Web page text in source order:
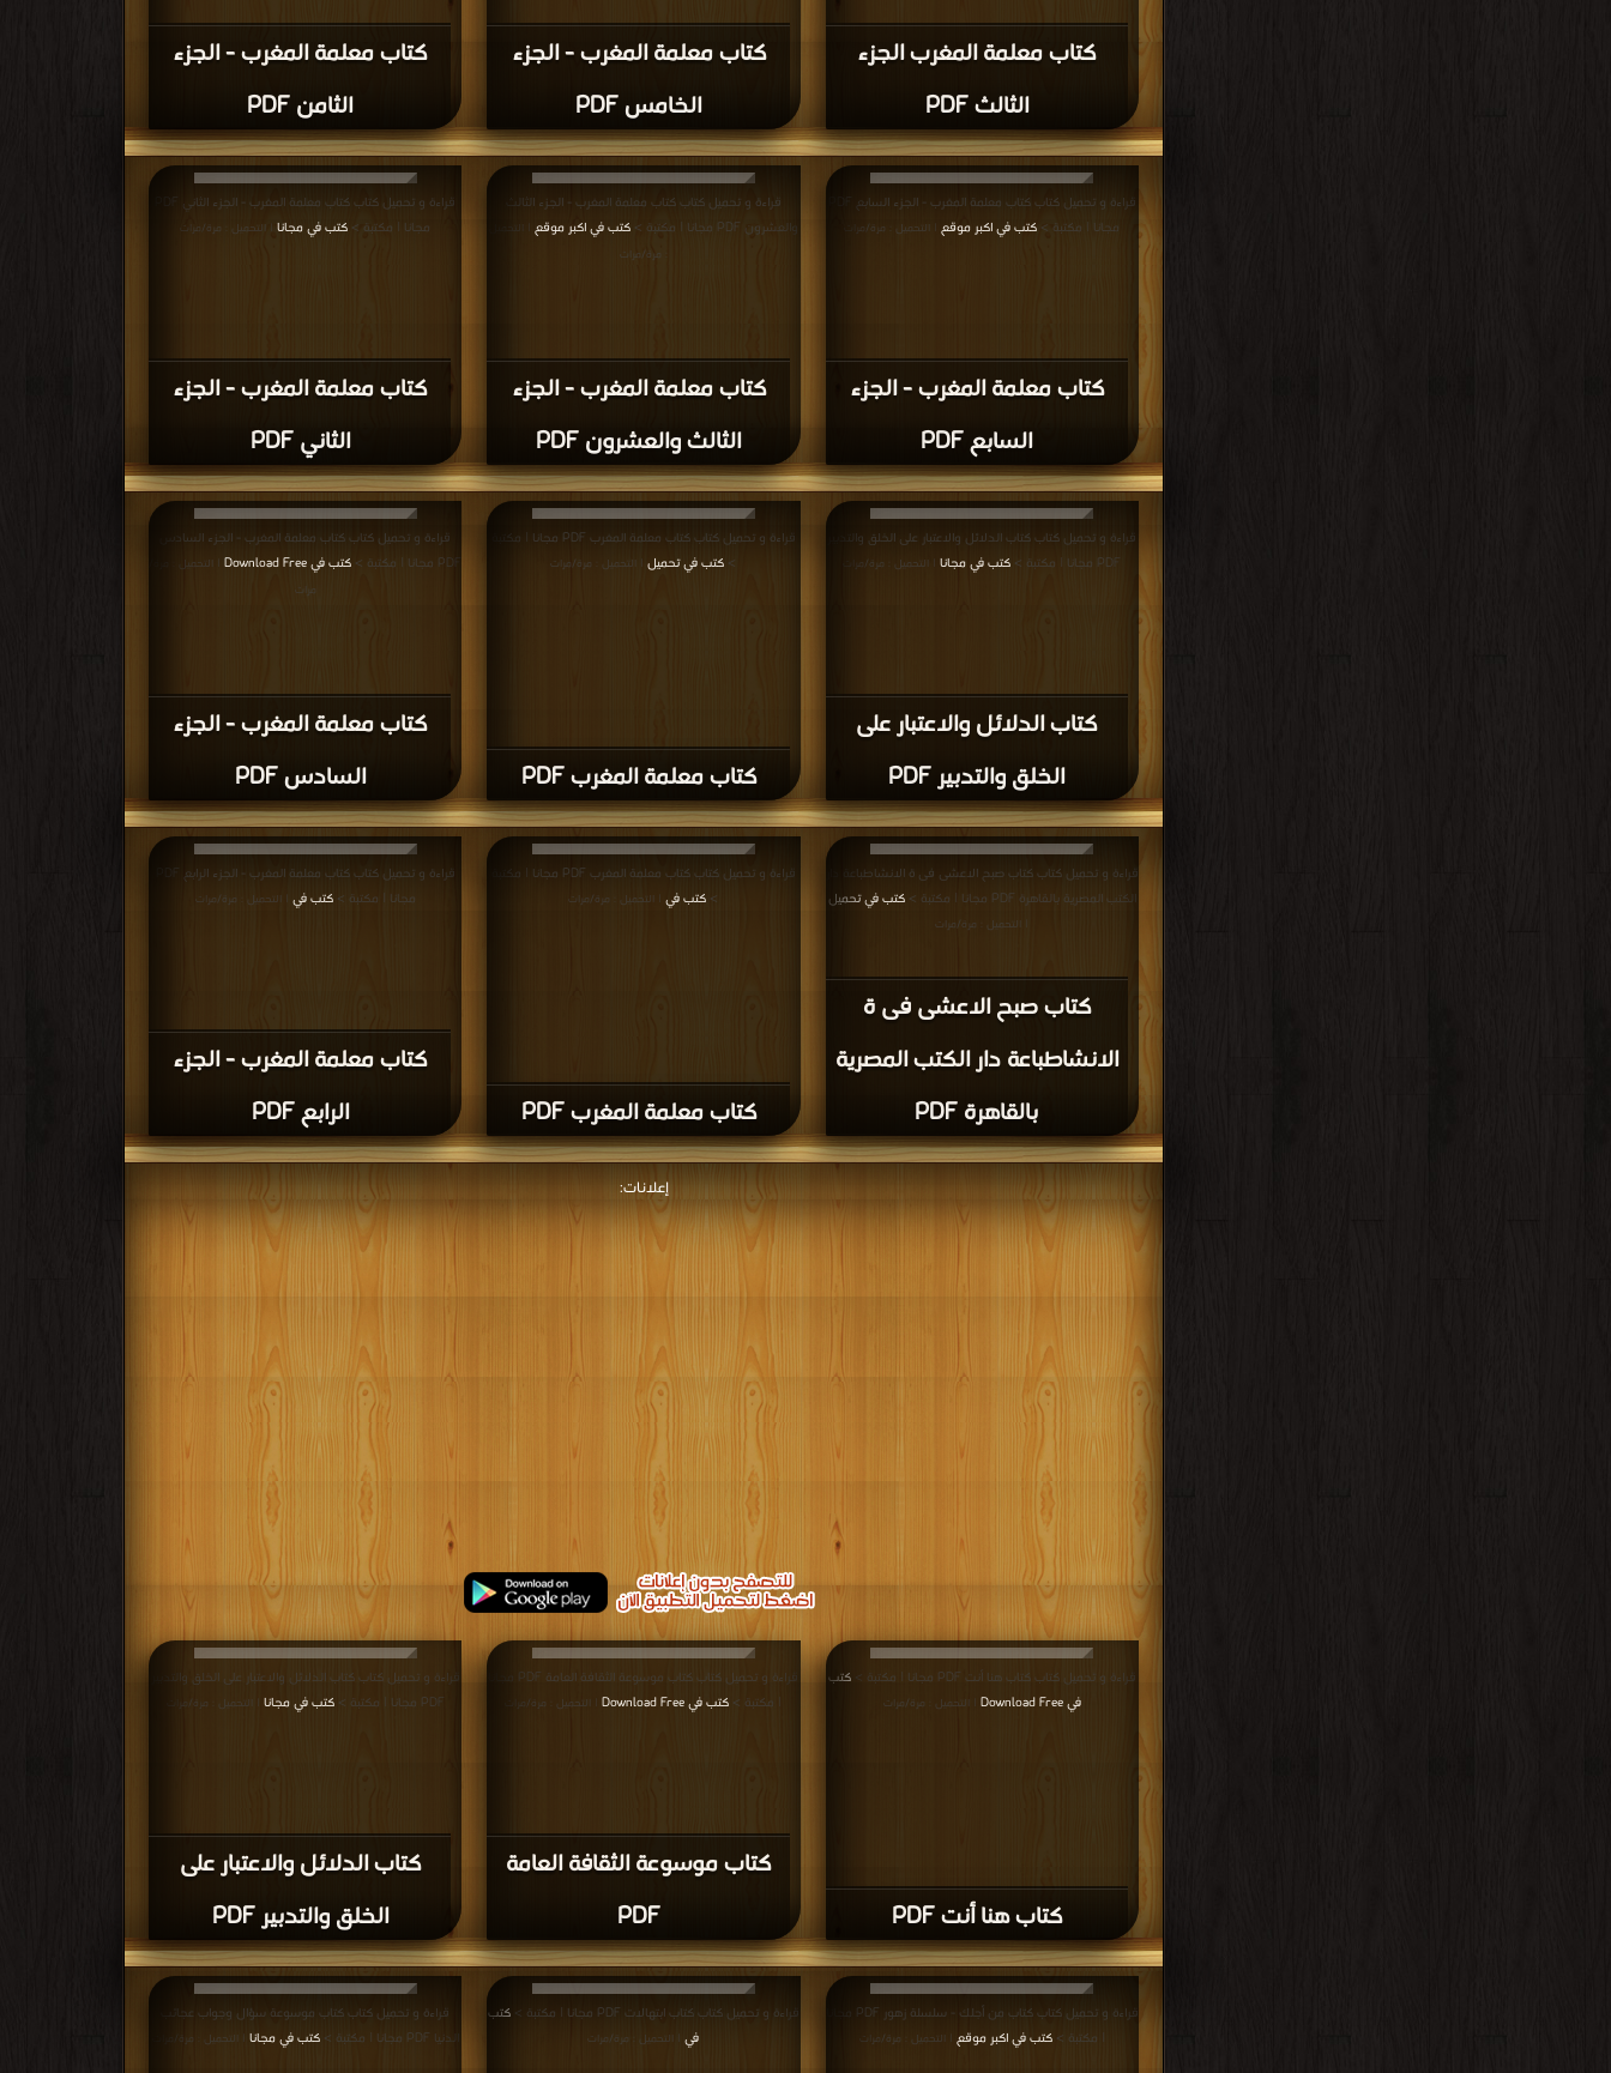
كتاب معلمة المغرب - الجزء
الثامن PDF
كتاب معلمة المغرب - الجزء
الخامس PDF
كتاب معلمة المغرب الجزء
الثالث PDF
كتاب معلمة المغرب - الجزء
الثاني PDF
مجانا | مكتبة > كتب في مجانا| التحميل : مرة/مرات
كتاب معلمة المغرب - الجزء
الثالث والعشرون PDF
قراءة و تحميل كتاب كتاب معلمة المغرب - الجزء الثالث
والعشرون PDF مجانا | مكتبة >
كتب في اكبر موقع
: مرة/مرات
كتاب معلمة المغرب - الجزء
السابع PDF
مجانا | مكتبة > كتب في اكبر موقع | التحميل : مرة/مرات
كتاب معلمة المغرب - الجزء
السادس PDF
قراءة و تحميل كتاب كتاب معلمة المغرب - الجزء السادس
PDF مجانا | مكتبة >
كتب في Download Free
| التحميل : مرة/
مرات
كتاب معلمة المغرب PDF
قراءة و تحميل كتاب كتاب معلمة المغرب PDF مجانا | مكتبة
> كتب في تحميل | التحميل : مرة/مرات
كتاب الدلائل والاعتبار على
الخلق والتدبير PDF
قراءة و تحميل كتاب كتاب الدلائل والاعتبار على الخلق والتدبير
PDF مجانا | مكتبة >
كتب في مجانا| التحميل : مرة/مرات
كتاب معلمة المغرب - الجزء
الرابع PDF
مجانا | مكتبة >كتب في | التحميل : مرة/مرات
كتاب معلمة المغرب PDF
قراءة و تحميل كتاب كتاب معلمة المغرب PDF مجانا | مكتبة
> كتب في | التحميل : مرة/مرات
كتاب صبح الاعشى فى ة
الانشاطباعة دار الكتب المصرية
بالقاهرة PDF
قراءة و تحميل كتاب كتاب صبح الاعشى فى ة الانشاطباعة دار
الكتب المصرية بالقاهرة PDF مجانا | مكتبة >
كتب في تحميل
| التحميل : مرة/مرات
إعلانات:
كتاب الدلائل والاعتبار على
الخلق والتدبير PDF
قراءة و تحميل كتاب كتاب الدلائل والاعتبار على الخلق والتدبير
PDF مجانا | مكتبة >
كتب في مجانا | التحميل : مرة/مرات
كتاب موسوعة الثقافة العامة
PDF
| مكتبة > كتب في Download Free | التحميل : مرة/مرات
كتاب هنا أنت PDF
قراءة و تحميل كتاب كتاب هنا أنت PDF مجانا | مكتبة >
كتب
في Download Free
| التحميل : مرة/مرات
قراءة و تحميل كتاب كتاب موسوعة سؤال وجواب عجائب
الدنيا PDF مجانا | مكتبة >
كتب في مجانا | التحميل : مرة/مرات
قراءة و تحميل كتاب كتاب ابتهالات PDF مجانا | مكتبة >
كتب
في
| التحميل : مرة/مرات
| مكتبة >كتب في اكبر موقع | التحميل : مرة/مرات